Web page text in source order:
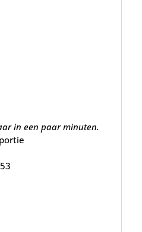
in een paar minuten.